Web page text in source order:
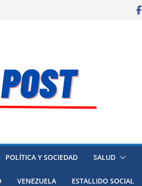
POLÍTICA Y SOCIEDAD SALUD
VENEZUELA ESTALLIDO SOCIAL